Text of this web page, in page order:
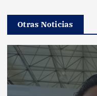
Otras Noticias